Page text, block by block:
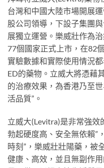
台灣和中國大陸市場開展
股公司領導，下設子集團
展獨立運營。樂威壯作為
77個國家正式上市，在82
實驗數據和實際使用情況
ED的藥物。立威大將憑藉
的治療效果，為香港乃至
活品質”。
立威大(Levitra)是非常強效
勃起硬度高、安全無依賴”
時刻”，樂威壯壯陽藥，被
健康、高效，並且無副作